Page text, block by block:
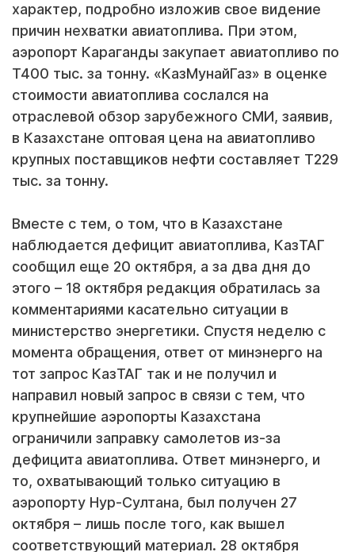
характер, подробно изложив свое видение
причин нехватки авиатоплива. При этом,
аэропорт Караганды закупает авиатопливо по
Т400 тыс. за тонну. «КазМунайГаз» в оценке
стоимости авиатоплива сослался на
отраслевой обзор зарубежного СМИ, заявив,
в Казахстане оптовая цена на авиатопливо
крупных поставщиков нефти составляет Т229
тыс. за тонну.
Вместе с тем, о том, что в Казахстане
наблюдается дефицит авиатоплива, КазТАГ
сообщил еще 20 октября, а за два дня до
этого – 18 октября редакция обратилась за
комментариями касательно ситуации в
министерство энергетики. Спустя неделю с
момента обращения, ответ от минэнерго на
тот запрос КазТАГ так и не получил и
направил новый запрос в связи с тем, что
крупнейшие аэропорты Казахстана
ограничили заправку самолетов из-за
дефицита авиатоплива. Ответ минэнерго, и
то, охватывающий только ситуацию в
аэропорту Нур-Султана, был получен 27
октября – лишь после того, как вышел
соответствующий материал. 28 октября